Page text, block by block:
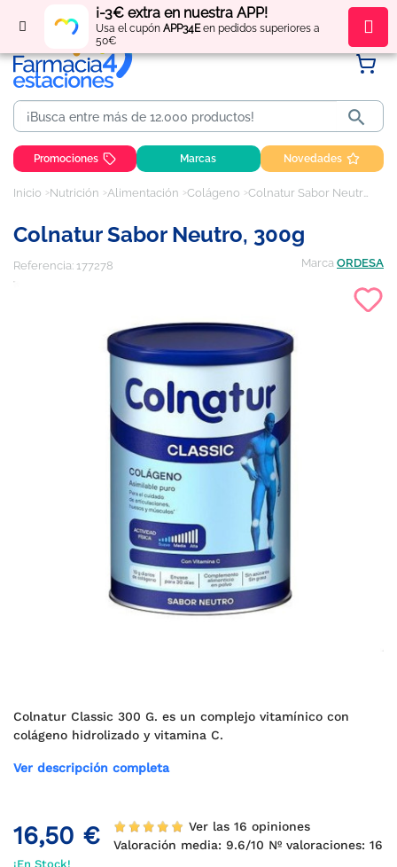
¡-3€ extra en nuestra APP!
Usa el cupón APP34Een pedidos superiores a
50€
Regístratey obténpuntos por tus compras

Promociones Marcas Novedades
Inicio Nutrición Alimentación Colágeno Colnatur Sabor Neutro, 300g
Colnatur Sabor Neutro, 300g
Referencia: 177278 Marca ORDESA
Colnatur Classic 300 G. es un complejo vitamínico con
colágeno hidrolizado y vitamina C.
Ver descripción completa
16,50 €
Ver las 16 opiniones
Valoración media:9.6/10 Nº valoraciones:16
¡En Stock!